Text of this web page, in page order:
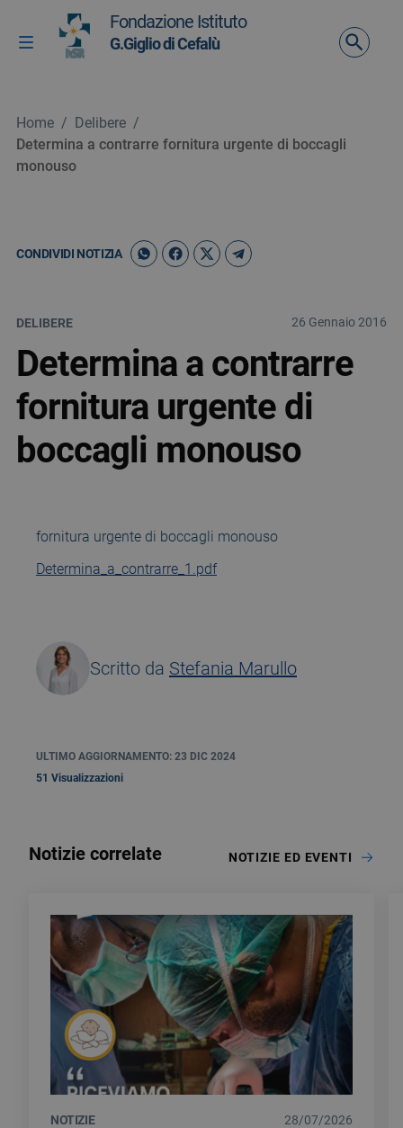
Vai ai contenuti
Vai al menu di navigazione
Vai al footer
Attiva / disattiva la navigazione
Fondazione Istituto
G.Giglio di Cefalù
Home / Delibere /
Determina a contrarre fornitura urgente di boccagli
monouso
CONDIVIDI NOTIZIA
DELIBERE 26 Gennaio 2016
Determina a contrarre
fornitura urgente di
boccagli monouso
fornitura urgente di boccagli monouso
Determina_a_contrarre_1.pdf
Scritto da Stefania Marullo
ULTIMO AGGIORNAMENTO: 23 DIC 2024
51 Visualizzazioni
Notizie correlate NOTIZIE ED EVENTI
NOTIZIE 28/07/2026